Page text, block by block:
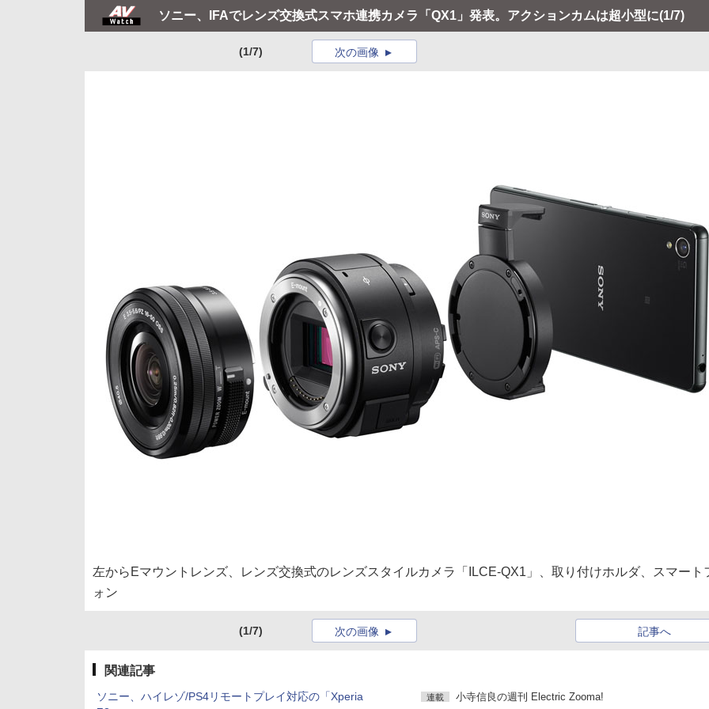
ソニー、IFAでレンズ交換式スマホ連携カメラ「QX1」発表。アクションカムは超小型に(1/7)
(1/7) 次の画像
左からEマウントレンズ、レンズ交換式のレンズスタイルカメラ「ILCE-QX1」、取り付けホルダ、スマート
ォン
(1/7) 記事へ
次の画像
関連記事
ソニー、ハイレゾ/PS4リモートプレイ対応の「Xperia
連載 小寺信良の週刊 Electric Zooma!